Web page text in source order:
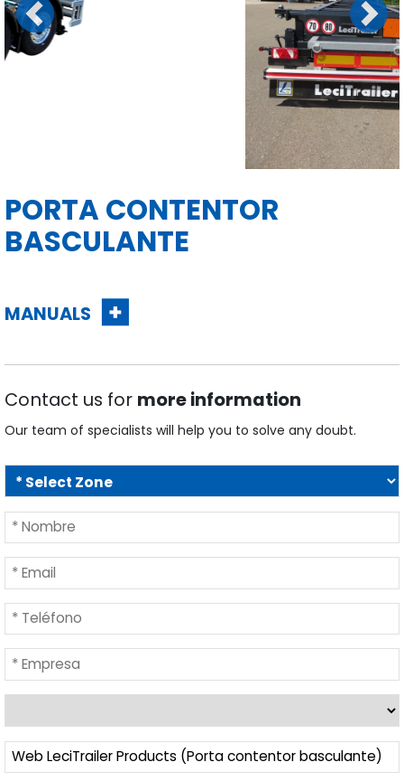
Previous Next
PORTA CONTENTOR
BASCULANTE
MANUALS
Contact us for more information
Our team of specialists will help you to solve any doubt.